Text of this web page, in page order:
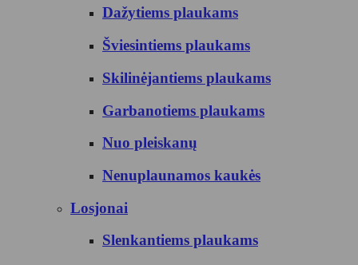
Dažytiems plaukams
Šviesintiems plaukams
Skilinėjantiems plaukams
Garbanotiems plaukams
Nuo pleiskanų
Nenuplaunamos kaukės
Losjonai
Slenkantiems plaukams